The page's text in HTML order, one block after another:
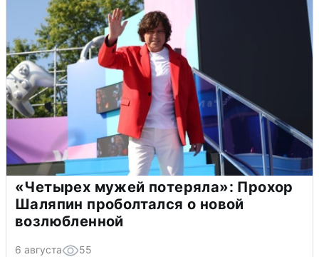
«Четырех мужей потеряла»: Прохор
Шаляпин проболтался о новой
возлюбленной
6 августа 55